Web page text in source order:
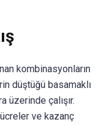
kombinasyonların
düştüğü basamaklı
üzerinde çalışır.
ve kazanç